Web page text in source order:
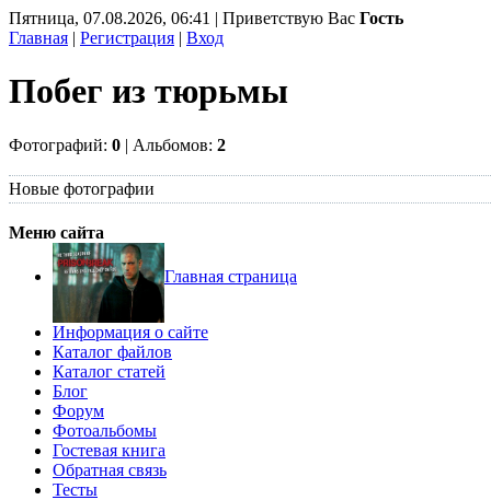
Пятница, 07.08.2026, 06:41 | Приветствую Вас Гость
Главная | Регистрация | Вход
Побег из тюрьмы
Фотографий: 0 | Альбомов: 2
Новые фотографии
Меню сайта
Главная страница
Информация о сайте
Каталог файлов
Каталог статей
Блог
Форум
Фотоальбомы
Гостевая книга
Обратная связь
Тесты